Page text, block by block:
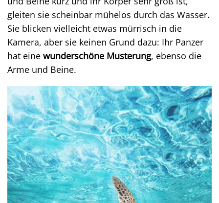
gleiten sie scheinbar mühelos durch das Wasser.
Sie blicken vielleicht etwas mürrisch in die
Kamera, aber sie keinen Grund dazu: Ihr Panzer
hat eine wunderschöne Musterung, ebenso die
Arme und Beine.